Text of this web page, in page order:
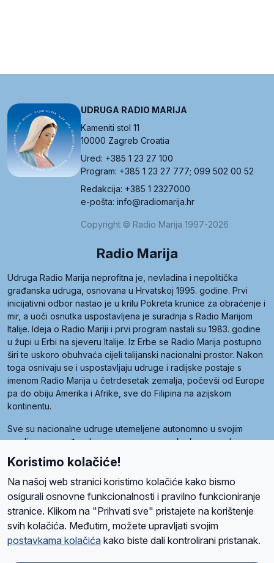
UDRUGA RADIO MARIJA
Kameniti stol 11
10000 Zagreb Croatia
Ured: +385 1 23 27 100
Program: +385 1 23 27 777; 099 502 00 52
Redakcija: +385 1 2327000
e-pošta: info@radiomarija.hr
Copyright © Radio Marija 1997-2026
Radio Marija
Udruga Radio Marija neprofitna je, nevladina i nepolitička
građanska udruga, osnovana u Hrvatskoj 1995. godine. Prvi
inicijativni odbor nastao je u krilu Pokreta krunice za obraćenje i
mir, a uoči osnutka uspostavljena je suradnja s Radio Marijom
Italije. Ideja o Radio Mariji i prvi program nastali su 1983. godine
u župi u Erbi na sjeveru Italije. Iz Erbe se Radio Marija postupno
širi te uskoro obuhvaća cijeli talijanski nacionalni prostor. Nakon
toga osnivaju se i uspostavljaju udruge i radijske postaje s
imenom Radio Marija u četrdesetak zemalja, počevši od Europe
pa do obiju Amerika i Afrike, sve do Filipina na azijskom
kontinentu.
Sve su nacionalne udruge utemeljene autonomno u svojim
zemljama, a međusobna su povezane preko krovne udruge
pod nazivom Svjetska obitelj Radio Marije (World Family of
Radio Maria). Svjetsku obitelj utemeljilo je sedam članica, među
kojima je i hrvatska Udruga Radio Marija.
O namaRadio ProgramVolonteriPrijateljiKontaktPravila privatnosti
Koristimo kolačiće!
Na našoj web stranici koristimo kolačiće kako bismo
osigurali osnovne funkcionalnosti i pravilno funkcioniranje
stranice. Klikom na "Prihvati sve" pristajete na korištenje
svih kolačića. Međutim, možete upravljati svojim
postavkama kolačića kako biste dali kontrolirani pristanak.